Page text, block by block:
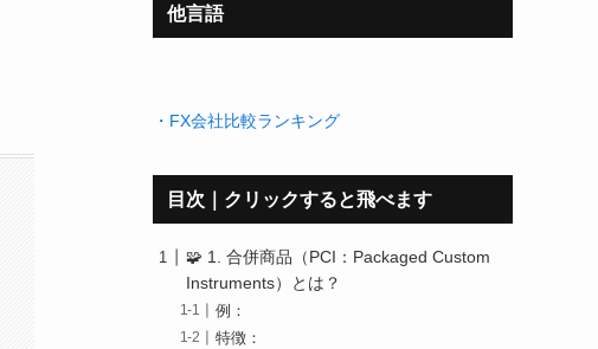
他言語
・FX会社比較ランキング
目次｜クリックすると飛べます
🧩 1. 合併商品（PCI：Packaged Custom
Instruments）とは？
例：
特徴：